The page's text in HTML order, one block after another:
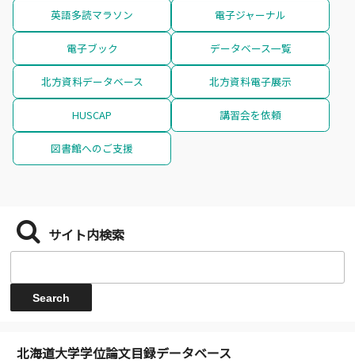
英語多読マラソン 電子ジャーナル
電子ブック データベース一覧
北方資料データベース 北方資料電子展示
HUSCAP 講習会を依頼
図書館へのご支援
サイト内検索
北海道大学学位論文目録データベース